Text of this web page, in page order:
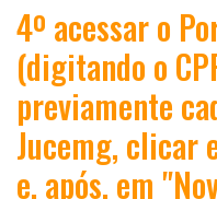
4º acessar o
(digitando o
previamente
Jucemg, clicar
e, após, em